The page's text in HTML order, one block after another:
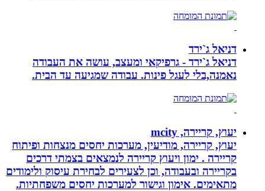
דניאל ג`ירד
דניאל ג`ירד - גרפיקאי ומעצב, עושה את העבודה
נאמנה,בלי לעגל פינות. עבודה שמגיעה עד הבית.
יעוץ, קריירה, mcity
יעוץ, קריירה, מודיעין, מערכות יחסים מנצחות ופיתוח
קריירה . ימון ויעוץ קריירה לנמצאים בצמתי דרכים
בקריירה ובעבודה, וכן לצעירים לבחירת עיסוק ולימודים
מתאימים. אימון וגישור למערכות יחסים משפחתיות.